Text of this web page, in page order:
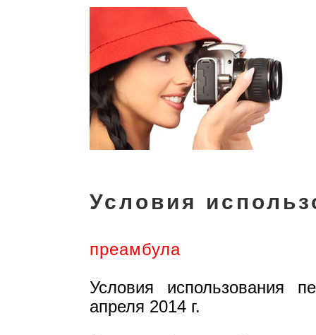
Условия
преамбула
Условия использования
апреля 2014 г.